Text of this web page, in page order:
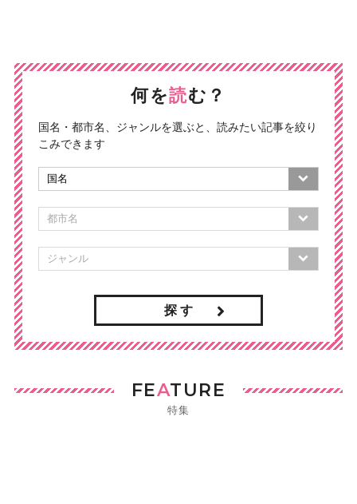
何を読む？
国名・都市名、ジャンルを選ぶと、読みたい記事を絞り
こみできます
探 す
FEATURE
特集